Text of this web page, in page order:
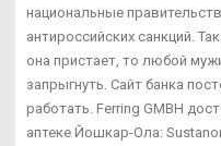
национальные
антироссийских санкций.
она пристает, то любой
запрыгнуть. Сайт банка
работать. Ferring GMBH
аптеке Йошкар-Ола: